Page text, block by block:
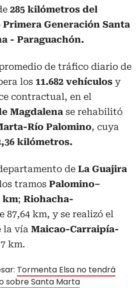
285 kilómetros del
Primera Generación Santa
- Paraguachón.
de tráfico diario de
los 11.682 vehículos y
contractual, en el
Magdalena se rehabilitó
Río Palomino, cuya
kilómetros.
de La Guajira
tramos Palomino–
km; Riohacha-
87,64 km, y se realizó el
la vía Maicao-Carraipía-
km.
Tormenta Elsa no tendrá
sobre Santa Marta